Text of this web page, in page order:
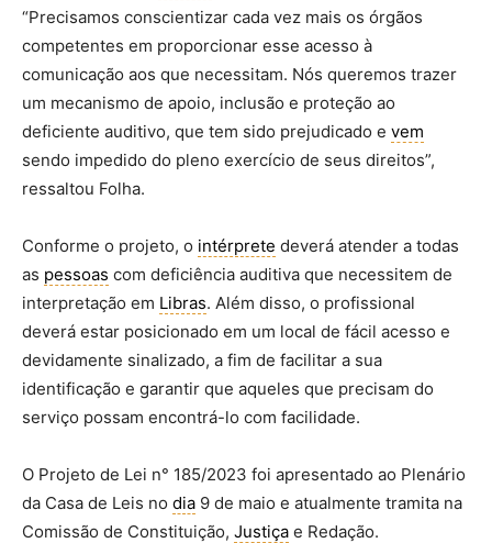
“Precisamos conscientizar cada vez mais os órgãos
competentes em proporcionar esse acesso à
comunicação aos que necessitam. Nós queremos trazer
um mecanismo de apoio, inclusão e proteção ao
deficiente auditivo, que tem sido prejudicado e vem
sendo impedido do pleno exercício de seus direitos”,
ressaltou Folha.
Conforme o projeto, o intérprete deverá atender a todas
as pessoas com deficiência auditiva que necessitem de
interpretação em Libras. Além disso, o profissional
deverá estar posicionado em um local de fácil acesso e
devidamente sinalizado, a fim de facilitar a sua
identificação e garantir que aqueles que precisam do
serviço possam encontrá-lo com facilidade.
O Projeto de Lei n° 185/2023 foi apresentado ao Plenário
da Casa de Leis no dia 9 de maio e atualmente tramita na
Comissão de Constituição, Justiça e Redação.